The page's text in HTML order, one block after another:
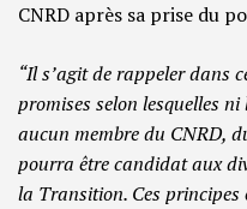
CNRD après sa prise du
“Il s’agit de rappeler dans
promises selon lesquelles
aucun membre du CNRD,
pourra être candidat aux
la Transition. Ces principes